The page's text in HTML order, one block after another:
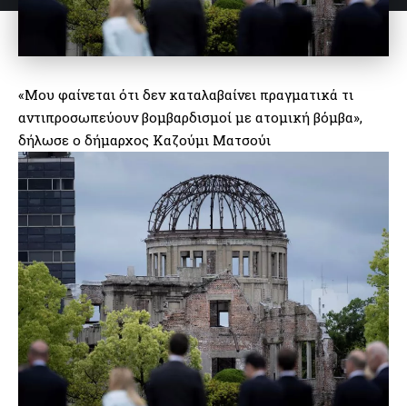
«Μου φαίνεται ότι δεν καταλαβαίνει πραγματικά τι
αντιπροσωπεύουν βομβαρδισμοί με ατομική βόμβα»,
δήλωσε ο δήμαρχος Καζούμι Ματσούι